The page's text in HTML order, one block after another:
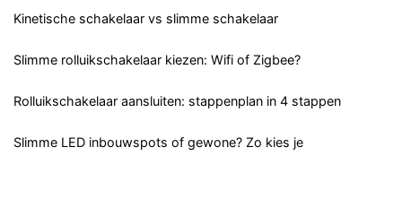
Kinetische schakelaar vs slimme schakelaar
Slimme rolluikschakelaar kiezen: Wifi of Zigbee?
Rolluikschakelaar aansluiten: stappenplan in 4 stappen
Slimme LED inbouwspots of gewone? Zo kies je